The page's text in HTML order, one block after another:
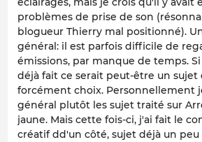
problèmes de prise de son
blogueur Thierry mal positionné).
général: il est parfois difficile de
émissions, par manque de temps.
déjà fait ce serait peut-être un sujet
forcément choix. Personnellement
général plutôt les sujet traité sur
jaune. Mais cette fois-ci, j'ai fait le
créatif dd'un côté, sujet déjà un peu